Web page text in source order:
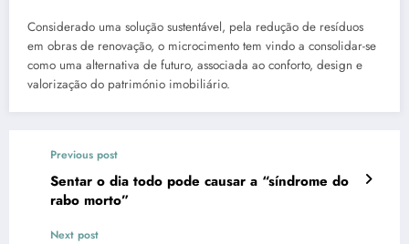
Considerado uma solução sustentável, pela redução de resíduos
em obras de renovação, o microcimento tem vindo a consolidar-se
como uma alternativa de futuro, associada ao conforto, design e
valorização do património imobiliário.
Previous post
Sentar o dia todo pode causar a “síndrome do
rabo morto”
Next post